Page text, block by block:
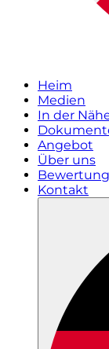
Heim
Medien
In der
Angebot
Über uns
Kontakt